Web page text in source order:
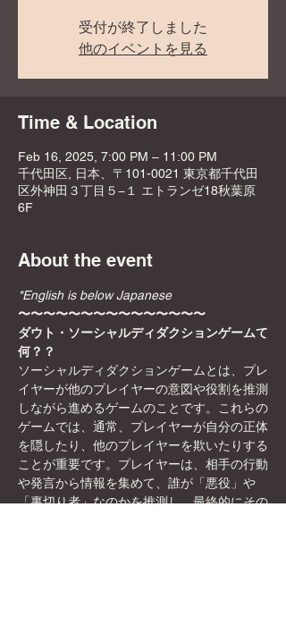
受付が終了しました
他のイベントを見る
Time & Location
Feb 16, 2025, 7:00 PM – 11:00 PM
千代田区, 日本、〒101-0021 東京都千代田
区外神田３丁目５−１ エトランゼ18秋葉原
6F
About the event
*English is below Japanese
〜〜〜〜〜〜〜〜〜〜〜〜〜〜〜
ダウト・ソーシャルディダクションゲームて
何？？
ソーシャルディダクションゲームとは、プレ
イヤーが他のプレイヤーの意図や役割を推測
しながら進めるゲームのことです。これらの
ゲームでは、通常、プレイヤーが自分の正体
を隠したり、他のプレイヤーを欺いたりする
ことが重要です。プレイヤーは、相手の行動
や発言から情報を集めて、誰が「悪役」や
「裏切り者」なのかを推測し、最終的にその